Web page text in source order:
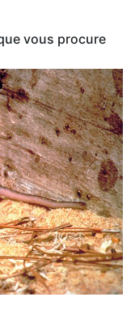
vous procure